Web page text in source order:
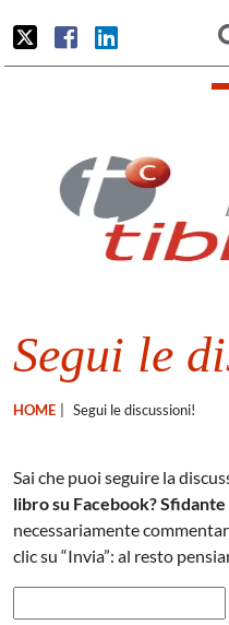
Segui le
HOME Segui le discussioni!
Sai che puoi seguire la
libro su Facebook?
necessariamente
clic su “Invia”: al resto